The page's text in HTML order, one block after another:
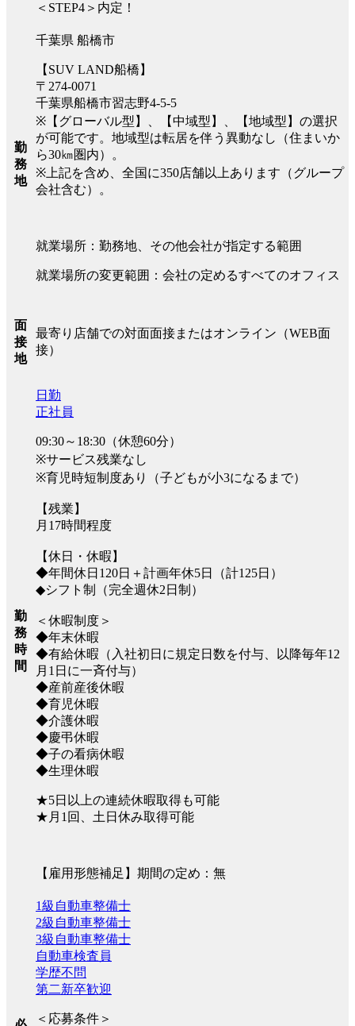
＜STEP4＞内定！
勤
務
地
千葉県 船橋市
【SUV LAND船橋】
〒274-0071
千葉県船橋市習志野4-5-5
※【グローバル型】、【中域型】、【地域型】の選択
が可能です。地域型は転居を伴う異動なし（住まいか
ら30㎞圏内）。
※上記を含め、全国に350店舗以上あります（グループ
会社含む）。
就業場所：勤務地、その他会社が指定する範囲
就業場所の変更範囲：会社の定めるすべてのオフィス
面
接
地
最寄り店舗での対面面接またはオンライン（WEB面
接）
勤
務
時
間
日勤
正社員
09:30～18:30（休憩60分）
※サービス残業なし
※育児時短制度あり（子どもが小3になるまで）
【残業】
月17時間程度
【休日・休暇】
◆年間休日120日＋計画年休5日（計125日）
◆シフト制（完全週休2日制）
＜休暇制度＞
◆年末休暇
◆有給休暇（入社初日に規定日数を付与、以降毎年12
月1日に一斉付与）
◆産前産後休暇
◆育児休暇
◆介護休暇
◆慶弔休暇
◆子の看病休暇
◆生理休暇
★5日以上の連続休暇取得も可能
★月1回、土日休み取得可能
【雇用形態補足】期間の定め：無
1級自動車整備士
2級自動車整備士
3級自動車整備士
自動車検査員
学歴不問
第二新卒歓迎
＜応募条件＞